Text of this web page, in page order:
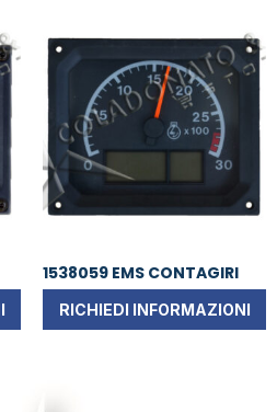
1538059 EMS CONTAGIRI
RICHIEDI INFORMAZIONI